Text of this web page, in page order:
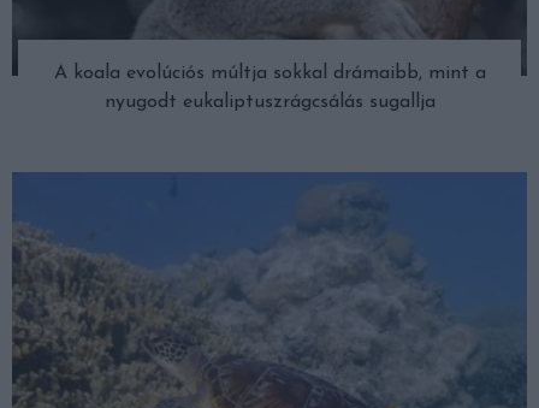
A koala evolúciós múltja sokkal drámaibb, mint a
nyugodt eukaliptuszrágcsálás sugallja